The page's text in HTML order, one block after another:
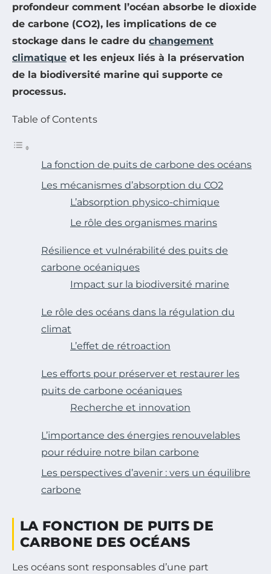
profondeur comment l’océan absorbe le dioxide
de carbone (CO2), les implications de ce
stockage dans le cadre du changement
climatique et les enjeux liés à la préservation
de la biodiversité marine qui supporte ce
processus.
Table of Contents
La fonction de puits de carbone des océans
Les mécanismes d’absorption du CO2
L’absorption physico-chimique
Le rôle des organismes marins
Résilience et vulnérabilité des puits de
carbone océaniques
Impact sur la biodiversité marine
Le rôle des océans dans la régulation du
climat
L’effet de rétroaction
Les efforts pour préserver et restaurer les
puits de carbone océaniques
Recherche et innovation
L’importance des énergies renouvelables
pour réduire notre bilan carbone
Les perspectives d’avenir : vers un équilibre
carbone
LA FONCTION DE PUITS DE
CARBONE DES OCÉANS
Les océans sont responsables d’une part